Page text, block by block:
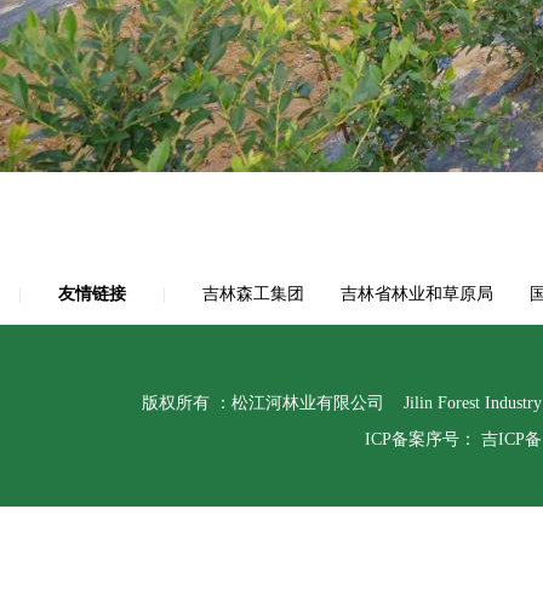
友情链接 吉林森工集团 吉林省林业和草原局
版权所有 ：松江河林业有限公司 Jilin Forest
ICP备案序号： 吉ICP